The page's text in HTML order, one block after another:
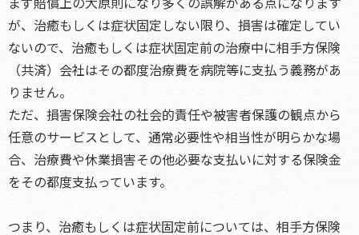
が、治癒もしくは症状固定しない限り、損害は確定してい
ないので、治癒もしくは症状固定前の治療中に相手方保険
（共済）会社はその都度治療費を病院等に支払う義務があ
りません。
ただ、損害保険会社の社会的責任や被害者保護の観点から
任意のサービスとして、通常必要性や相当性が明らかな場
合、治療費や休業損害その他必要な支払いに対する保険金
をその都度支払っています。
つまり、治癒もしくは症状固定前については、相手方保険